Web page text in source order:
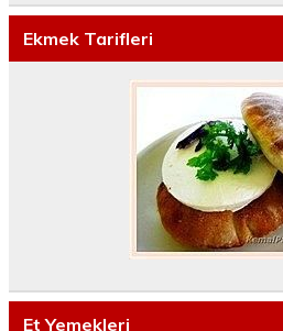
Ekmek Tarifleri
Et Yemekleri